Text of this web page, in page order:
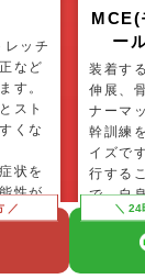
ッチ
など
す。
スト
くな
状を
性が
きる
ま
て丸
MCE(
ー
装着す
伸展、
ナーマ
幹訓練
イズで
行する
で、自
能力を
び運動
が期待